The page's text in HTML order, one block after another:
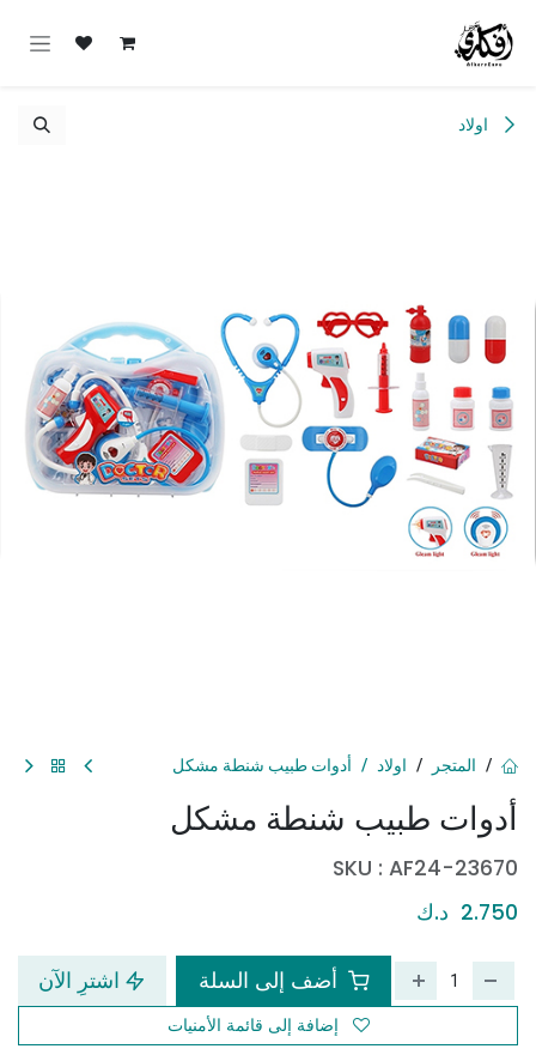
اولاد
أدوات طبيب شنطة مشكل
SKU : AF24-23670
2.750 د.ك
أضف إلى السلة اشترِ الآن
إضافة إلى قائمة الأمنيات
المتجر اولاد أدوات طبيب شنطة مشكل